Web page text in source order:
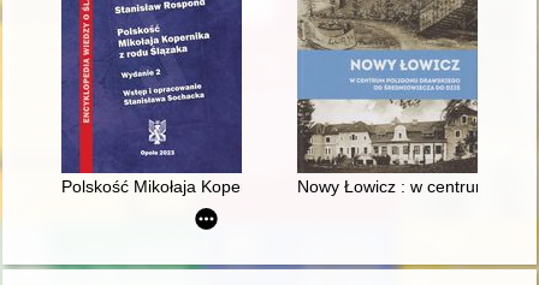
Polskość Mikołaja Kopernika z rodu ŚlązakaNowy Łowicz : w centrum